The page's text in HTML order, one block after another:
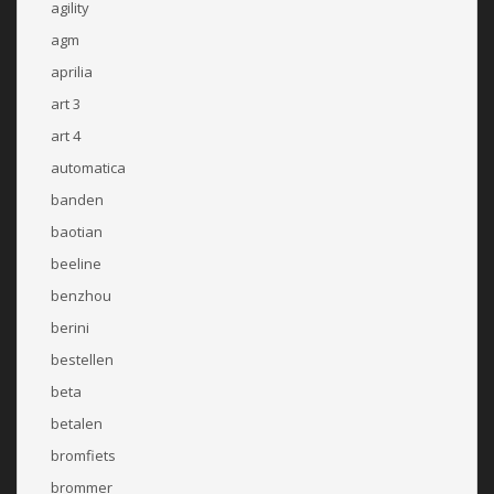
agility
agm
aprilia
art 3
art 4
automatica
banden
baotian
beeline
benzhou
berini
bestellen
beta
betalen
bromfiets
brommer